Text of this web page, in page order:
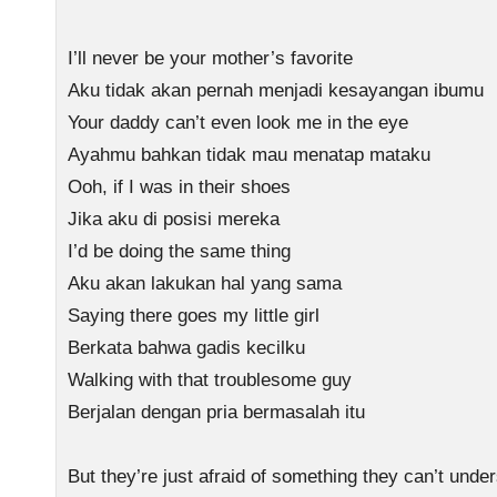
I’ll never be your mother’s favorite
Aku tidak akan pernah menjadi kesayangan ibumu
Your daddy can’t even look me in the eye
Ayahmu bahkan tidak mau menatap mataku
Ooh, if I was in their shoes
Jika aku di posisi mereka
I’d be doing the same thing
Aku akan lakukan hal yang sama
Saying there goes my little girl
Berkata bahwa gadis kecilku
Walking with that troublesome guy
Berjalan dengan pria bermasalah itu
But they’re just afraid of something they can’t